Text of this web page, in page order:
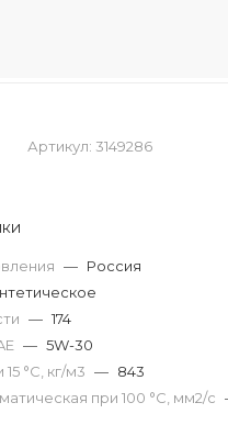
Артикул: 3149286
— Россия
— 174
— 5W-30
°С, кг/м3 — 843
при 100 °С, мм2/с